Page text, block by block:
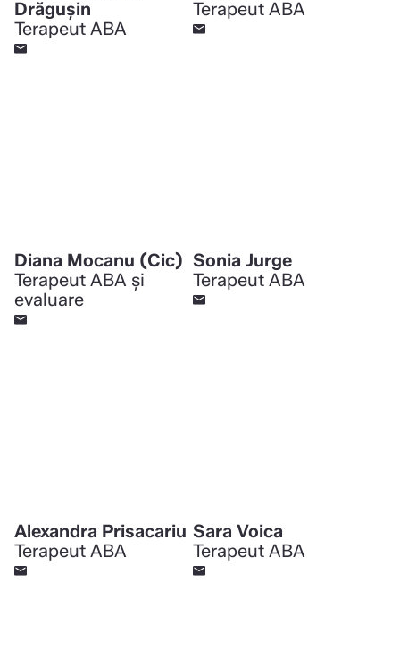
Drăgușin
Terapeut ABA
Terapeut ABA
Diana Mocanu (Cic)
Terapeut ABA și
evaluare
Sonia Jurge
Terapeut ABA
Alexandra Prisacariu
Terapeut ABA
Sara Voica
Terapeut ABA